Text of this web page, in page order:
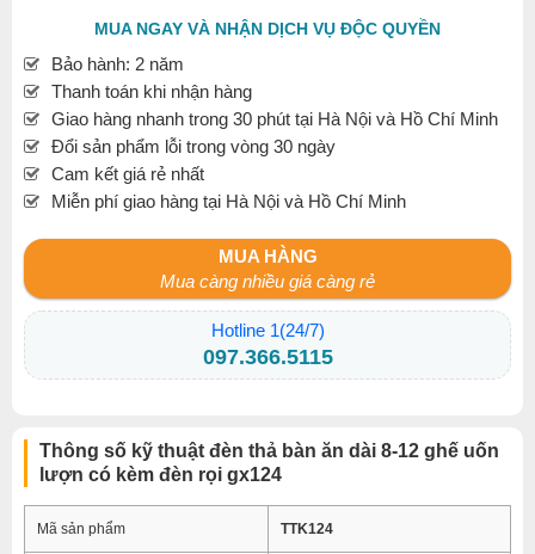
MUA NGAY VÀ NHẬN DỊCH VỤ ĐỘC QUYỀN
Bảo hành: 2 năm
Thanh toán khi nhận hàng
Giao hàng nhanh trong 30 phút tại Hà Nội và Hồ Chí Minh
Đổi sản phẩm lỗi trong vòng 30 ngày
Cam kết giá rẻ nhất
Miễn phí giao hàng tại Hà Nội và Hồ Chí Minh
MUA HÀNG
Mua càng nhiều giá càng rẻ
Hotline 1(24/7)
097.366.5115
Thông số kỹ thuật đèn thả bàn ăn dài 8-12 ghế uốn
lượn có kèm đèn rọi gx124
Mã sản phẩm TTK124